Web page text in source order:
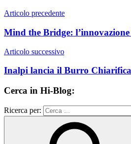
Articolo precedente
Mind the Bridge:
Articolo successivo
Inalpi lancia il Burro
Cerca in Hi-Blog:
Ricerca per: